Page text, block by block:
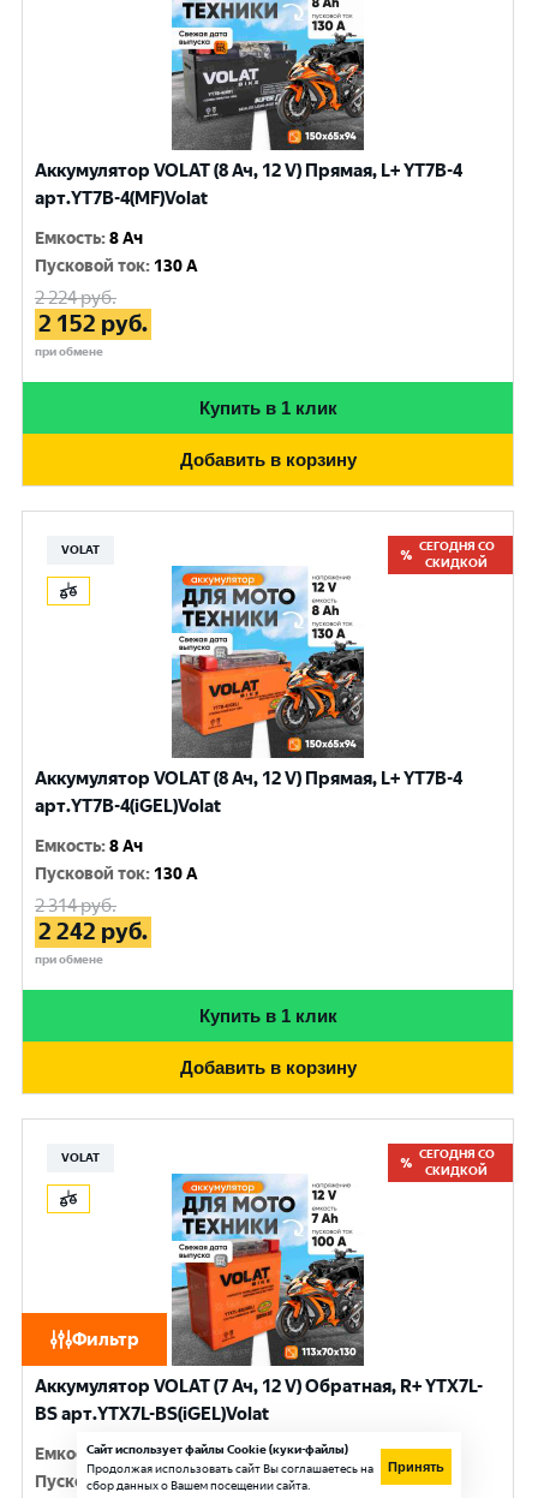
Фильтр
Аккумулятор VOLAT (8 Ач, 12 V) Прямая, L+ YT7B-4
арт.YT7B-4(MF)Volat
Емкость:8 Ач
Пусковой ток: 130 A
2 224руб.
2 152 руб.
при обмене
Купить в 1 клик
Добавить в корзину
VOLAT
СЕГОДНЯ СО
СКИДКОЙ
Аккумулятор VOLAT (8 Ач, 12 V) Прямая, L+ YT7B-4
арт.YT7B-4(iGEL)Volat
Емкость:8 Ач
Пусковой ток: 130 A
2 314руб.
2 242 руб.
при обмене
Купить в 1 клик
Добавить в корзину
VOLAT
СЕГОДНЯ СО
СКИДКОЙ
Аккумулятор VOLAT (7 Ач, 12 V) Обратная, R+ YTX7L-
BS арт.YTX7L-BS(iGEL)Volat
Емкость:7 Ач
Пусковой ток:100 A
Сайт использует файлы Cookie (куки-файлы)
Продолжая использовать сайт Вы соглашаетесь на
сбор данных о Вашем посещении сайта.
Принять